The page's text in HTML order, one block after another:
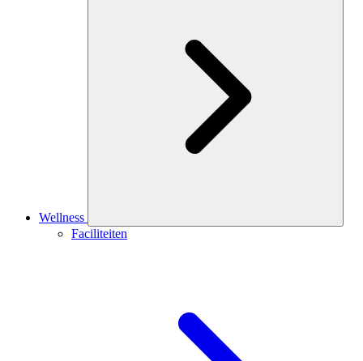
Wellness
Faciliteiten